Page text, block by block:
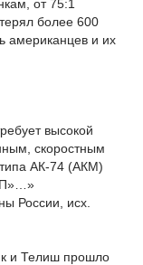
от 75:1
более 600
американцев и их
высокой
скоростным
АК-74 (АКМ)
России, исх.
и Телиш прошло